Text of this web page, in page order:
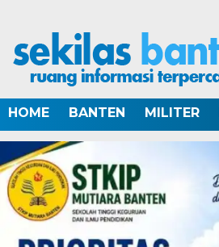
HOME BANTEN MILITER